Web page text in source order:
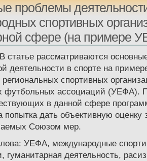
проблемы
спортивных
сфере (на примере
статье рассматриваются
деятельности в спорте на
региональных спортивных
футбольных ассоциаций (УЕФА).
в данной сфере
попытка дать объективную
Союзом мер.
УЕФА, международные
гуманитарная деятельность,